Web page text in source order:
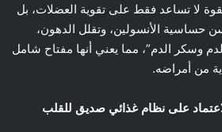
لا تساعد فقط على تقوية العضلات، بل
حساسية الأنسولين، وتقلل الدهون،
وسكر الدم”، مما يعني أنها مفتاح شامل
من أمراضه.